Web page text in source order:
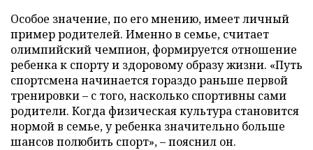
Особое значение, по его мнению, имеет личный
пример родителей. Именно в семье, считает
олимпийский чемпион, формируется отношение
ребенка к спорту и здоровому образу жизни. «Путь
спортсмена начинается гораздо раньше первой
тренировки – с того, насколько спортивны сами
родители. Когда физическая культура становится
нормой в семье, у ребенка значительно больше
шансов полюбить спорт», – пояснил он.